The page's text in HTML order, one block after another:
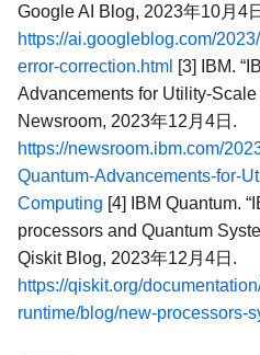
Google AI Blog, 2023年10月4
https://ai.googleblog.com/
error-correction.html [3] IBM.
Advancements for Utility-Scale
Newsroom, 2023年12月4日.
https://newsroom.ibm.com/
Quantum-Advancements-for-
Computing [4] IBM Quantum.
processors and Quantum
Qiskit Blog, 2023年12月4日.
https://qiskit.org/
runtime/blog/new-processors-